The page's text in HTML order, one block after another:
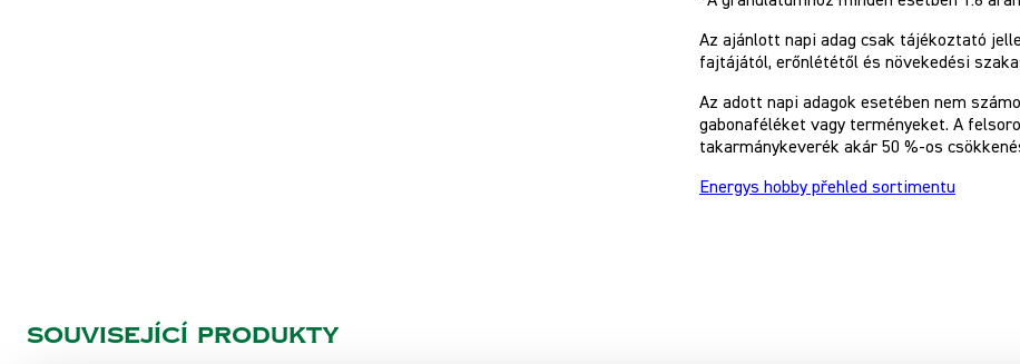
Az ajánlott napi adag csak tájékoztató
fajtájától, erőnlététől és növekedési
Az adott napi adagok esetében nem
gabonaféléket vagy terményeket. A
takarmánykeverék akár 50 %-os
Energys hobby přehled sortimentu
Související produkty